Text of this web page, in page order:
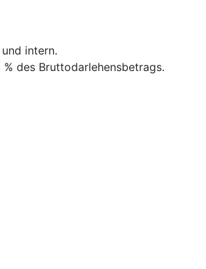
intern.
des Bruttodarlehensbetrags.